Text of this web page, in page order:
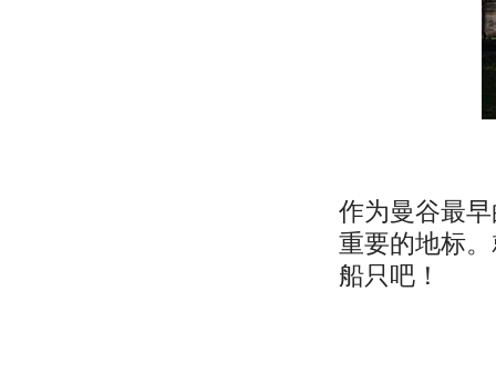
作为曼谷最
重要的地标
船只吧！